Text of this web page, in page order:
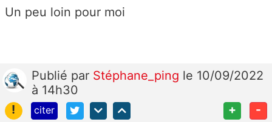
Un peu loin pour moi
Publié par Stéphane_ping le 10/09/2022
à 14h30
!
citer + -